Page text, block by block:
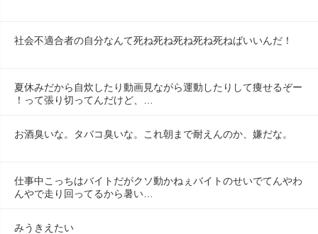
社会不適合者の自分なんて死ね死ね死ね死ね死ねばいいんだ！
夏休みだから自炊したり動画見ながら運動したりして痩せるぞー
！って張り切ってんだけど、…
お酒臭いな。タバコ臭いな。これ朝まで耐えんのか、嫌だな。
仕事中こっちはバイトだがクソ動かねぇバイトのせいでてんやわ
んやで走り回ってるから暑い…
みうきえたい